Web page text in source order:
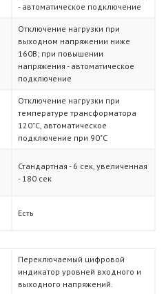
- автоматическое подключение
Отключение нагрузки при
выходном напряжении ниже
160В; при повышении
напряжения - автоматическое
подключение
Отключение нагрузки при
температуре трансформатора
120˚С, автоматическое
подключение при 90˚С
Стандартная - 6 сек, увеличенная
- 180 сек
Есть
Переключаемый цифровой
индикатор уровней входного и
выходного напряжений.